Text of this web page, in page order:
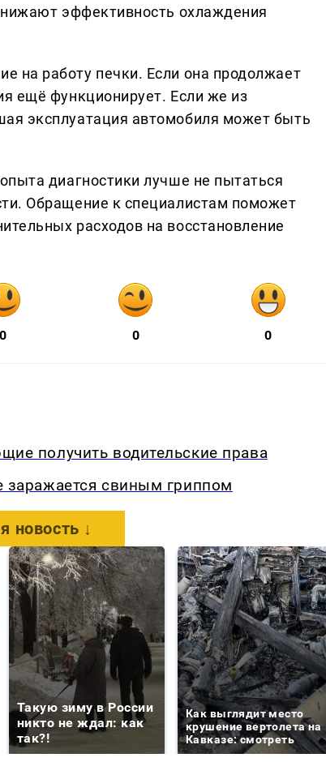
эффективность охлаждения
на работу печки. Если она продолжает
ещё функционирует. Если же из
эксплуатация автомобиля может быть
диагностики лучше не пытаться
Обращение к специалистам поможет
расходов на восстановление
0 0 0
получить водительские права
заражается свиным гриппом
новость ↓
Такую зиму в России
никто не ждал: как
так?!
Как выглядит место
крушение вертолета на
Кавказе: смотреть